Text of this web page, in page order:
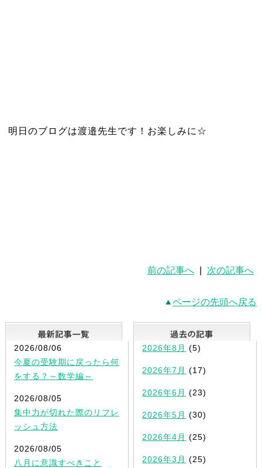
明日のブログは渡邉先生です！お楽しみに☆
前の記事へ 次の記事へ
ページの先頭へ戻る
最新記事一覧
2026/08/06
今夏の受験期に戻ったら何
をする？～数学編～
2026/08/05
集中力が切れた際のリフレ
ッシュ方法
2026/08/05
八月に意識すべきこと
2026年8月 (5)
2026年7月 (17)
2026年6月 (23)
2026年5月 (30)
2026年4月 (25)
2026年3月 (25)